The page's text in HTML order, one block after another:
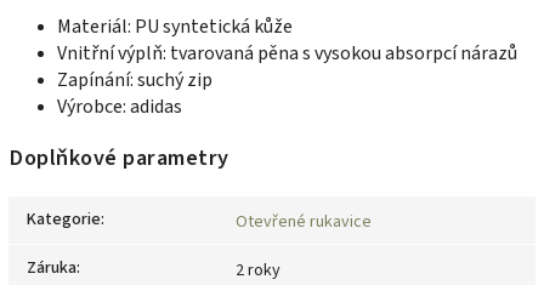
Materiál: PU syntetická kůže
Vnitřní výplň: tvarovaná pěna s vysokou absorpcí nárazů
Zapínání: suchý zip
Výrobce: adidas
Doplňkové parametry
Kategorie:
Otevřené rukavice
Záruka:
2 roky